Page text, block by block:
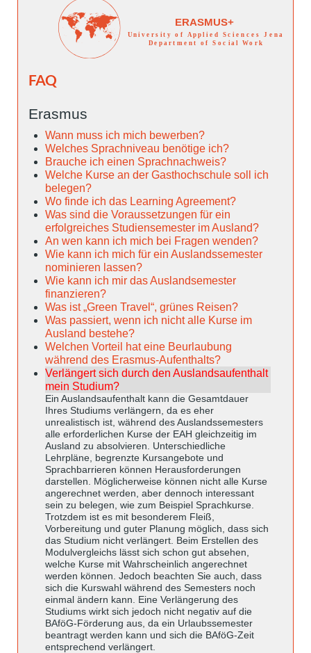
FAQ
Erasmus
Wann muss ich mich bewerben?
Welches Sprachniveau benötige ich?
Brauche ich einen Sprachnachweis?
Welche Kurse an der Gasthochschule soll ich
belegen?
Wo finde ich das Learning Agreement?
Was sind die Voraussetzungen für ein
erfolgreiches Studiensemester im Ausland?
An wen kann ich mich bei Fragen wenden?
Wie kann ich mich für ein Auslandssemester
nominieren lassen?
Wie kann ich mir das Auslandsemester
finanzieren?
Was ist „Green Travel“, grünes Reisen?
Was passiert, wenn ich nicht alle Kurse im
Ausland bestehe?
Welchen Vorteil hat eine Beurlaubung
während des Erasmus-Aufenthalts?
Verlängert sich durch den Auslandsaufenthalt
mein Studium?
Ein Auslandsaufenthalt kann die Gesamtdauer
Ihres Studiums verlängern, da es eher
unrealistisch ist, während des Auslandssemesters
alle erforderlichen Kurse der EAH gleichzeitig im
Ausland zu absolvieren. Unterschiedliche
Lehrpläne, begrenzte Kursangebote und
Sprachbarrieren können Herausforderungen
darstellen. Möglicherweise können nicht alle Kurse
angerechnet werden, aber dennoch interessant
sein zu belegen, wie zum Beispiel Sprachkurse.
Trotzdem ist es mit besonderem Fleiß,
Vorbereitung und guter Planung möglich, dass sich
das Studium nicht verlängert. Beim Erstellen des
Modulvergleichs lässt sich schon gut absehen,
welche Kurse mit Wahrscheinlich angerechnet
werden können. Jedoch beachten Sie auch, dass
sich die Kurswahl während des Semesters noch
einmal ändern kann. Eine Verlängerung des
Studiums wirkt sich jedoch nicht negativ auf die
BAföG-Förderung aus, da ein Urlaubssemester
beantragt werden kann und sich die BAföG-Zeit
entsprechend verlängert.